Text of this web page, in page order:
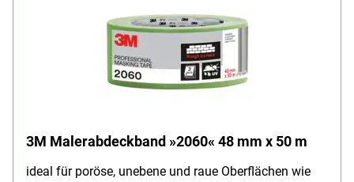
3M Malerabdeckband »2060« 48 mm x 50 m
ideal für poröse, unebene und raue Oberflächen wie